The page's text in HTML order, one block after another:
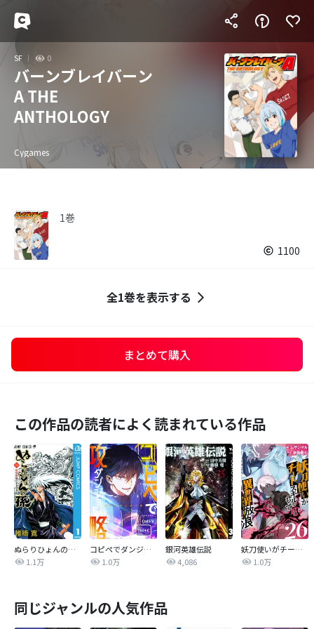
SF 0
バーンブレイバーン
A THE
ANTHOLOGY
Cygames
1巻
1100
全1巻を表示する
まとめて購入
この作品の読者によく読まれている作品
ぬらりひょんの孫 モノクロ版
1.1万
コピペでダンジョン攻略！【タテヨミ】
1.0万
銀河英雄伝説
4,086
妖刀使いがチートスキルをもって異世界放浪 ～生まれ持ったチートは最強！！～
1.0万
同じジャンルの人気作品